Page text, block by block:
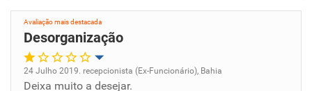
Avaliação mais destacada
Desorganização
Oportunidade de promoção
24 Julho 2019. recepcionista (Ex-Funcionário), Bahia
Deixa muito a desejar.